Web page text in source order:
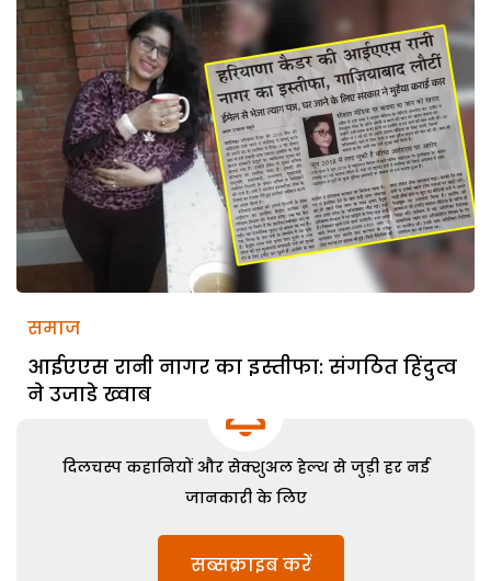
समाज
आईएएस रानी नागर का इस्तीफा: संगठित हिंदुत्व
ने उजाडे ख्वाब
दिलचस्प कहानियों और सेक्शुअल हेल्थ से जुड़ी हर नई
जानकारी के लिए
सब्सक्राइब करें